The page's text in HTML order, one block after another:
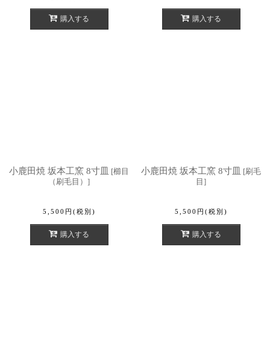
購入する 購入する
小鹿田焼 坂本工窯 8寸皿 [櫛目
（刷毛目） ]
5,500 円 (税別)
購入する
小鹿田焼 坂本工窯 8寸皿 [刷毛
目]
5,500 円 (税別)
購入する